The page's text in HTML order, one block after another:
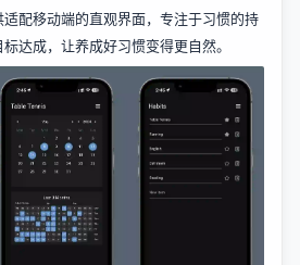
配移动端的直观界面，专注于习惯的持
达成，让养成好习惯变得更自然。